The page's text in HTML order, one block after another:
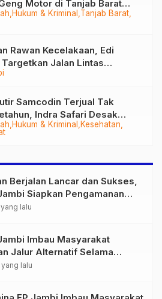
Hukum & Kriminal Tanjab Barat
Motor di Tanjab Barat
Rawan Kecelakaan, Edi
Jalan Lintas
Mulus di 2028
Hukum & Kriminal
Kesehatan
Samcodin Terjual Tak
Indra Safari Desak
Berjalan Lancar dan Sukses,
Siapkan Pengamanan
untuk 8.750 Pelari, 1.848
lalu
Imbau Masyarakat
Jalur Alternatif Selama
Presisi Merdeka Run
lalu